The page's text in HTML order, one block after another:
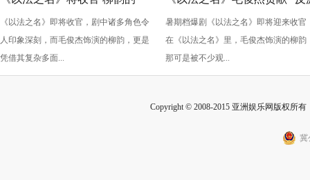
“蠢” 让毛俊杰重回巅峰
《以法之名》即将收官，剧中诸多角色令
人印象深刻，而毛俊杰饰演的柳韵，更是
凭借其复杂多面...
级” 演技？柳韵的 “蠢” 是表演
的胜利！
暑期档爆剧《以法之名》即将迎来收官
在《以法之名》里，毛俊杰饰演的柳韵
那可是被不少观...
Copyright © 2008-2015 亚洲娱乐网版权所
冀